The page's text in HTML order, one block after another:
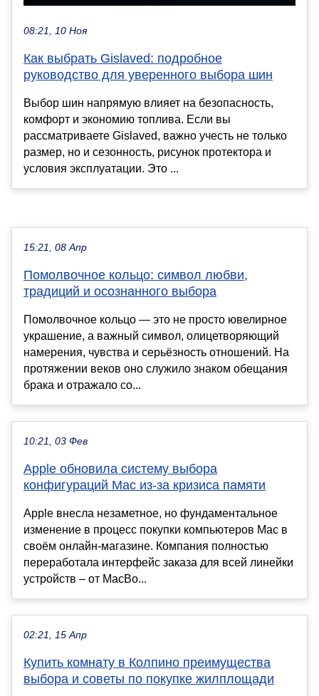
08:21, 10 Ноя
Как выбрать Gislaved: подробное
руководство для уверенного выбора шин
Выбор шин напрямую влияет на безопасность,
комфорт и экономию топлива. Если вы
рассматриваете Gislaved, важно учесть не только
размер, но и сезонность, рисунок протектора и
условия эксплуатации. Это ...
15:21, 08 Апр
Помолвочное кольцо: символ любви,
традиций и осознанного выбора
Помолвочное кольцо — это не просто ювелирное
украшение, а важный символ, олицетворяющий
намерения, чувства и серьёзность отношений. На
протяжении веков оно служило знаком обещания
брака и отражало со...
10:21, 03 Фев
Apple обновила систему выбора
конфигураций Mac из-за кризиса памяти
Apple внесла незаметное, но фундаментальное
изменение в процесс покупки компьютеров Mac в
своём онлайн-магазине. Компания полностью
переработала интерфейс заказа для всей линейки
устройств – от MacBo...
02:21, 15 Апр
Купить комнату в Колпино преимущества
выбора и советы по покупке жилплощади